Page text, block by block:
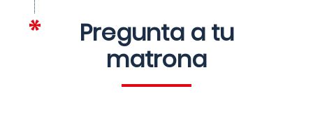
Pregunta a tu
matrona